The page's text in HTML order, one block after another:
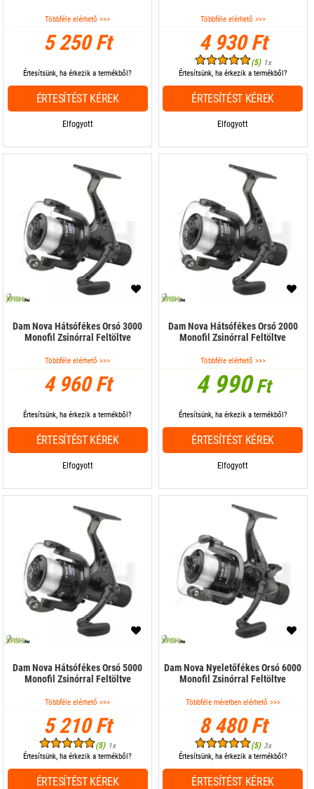
Többféle elérhető >>>
5 250 Ft
Elfogyott
Értesítsünk, ha érkezik a termékből?
ÉRTESÍTÉST KÉREK
Többféle elérhető >>>
4 930 Ft
(5) 1x
Elfogyott
Értesítsünk, ha érkezik a termékből?
ÉRTESÍTÉST KÉREK
Dam Nova Hátsófékes Orsó 3000
Monofil Zsinórral Feltöltve
Többféle elérhető >>>
4 960 Ft
Elfogyott
Értesítsünk, ha érkezik a termékből?
ÉRTESÍTÉST KÉREK
Dam Nova Hátsófékes Orsó 2000
Monofil Zsinórral Feltöltve
Többféle elérhető >>>
4 990Ft
Elfogyott
Értesítsünk, ha érkezik a termékből?
ÉRTESÍTÉST KÉREK
Dam Nova Hátsófékes Orsó 5000
Monofil Zsinórral Feltöltve
Többféle elérhető >>>
5 210 Ft
(5) 1x
Értesítsünk, ha érkezik a termékből?
ÉRTESÍTÉST KÉREK
Dam Nova Nyeletőfékes Orsó 6000
Monofil Zsinórral Feltöltve
Többféle méretben elérhető >>>
8 480 Ft
(5) 3x
Értesítsünk, ha érkezik a termékből?
ÉRTESÍTÉST KÉREK